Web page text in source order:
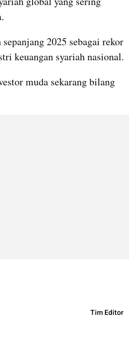
2025 sebagai rekor
keuangan syariah nasional.
muda sekarang bilang
Tim Editor